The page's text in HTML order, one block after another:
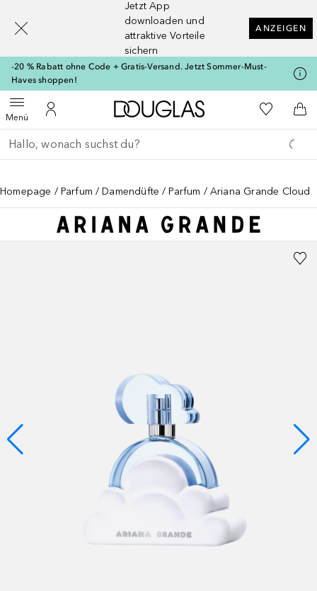
Jetzt App
downloaden und
attraktive Vorteile
sichern
ANZEIGEN
-20 % Rabatt ohne Code + Gratis-Versand. Jetzt Sommer-Must-
Haves shoppen!
MenüMenü öffnenZu Meinem Kundenkonto
Zur Douglas Startseite
Zu Meiner
Gehe zurück
Suche ausführen
Homepage Parfum Damendüfte Parfum Ariana Grande Cloud
[navigation.slideout.screenreader]